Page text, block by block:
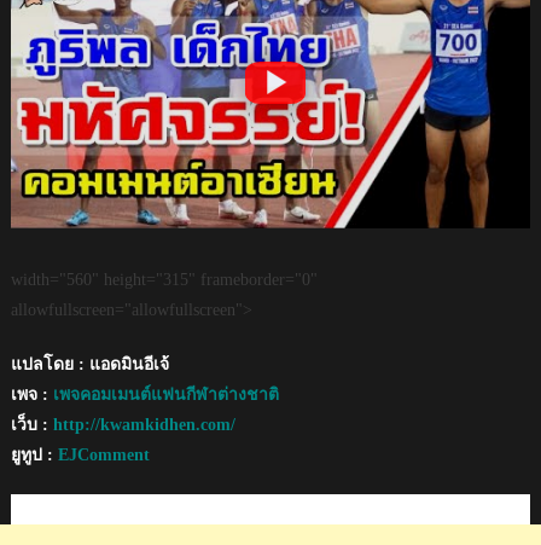
width="560" height="315" frameborder="0"
allowfullscreen="allowfullscreen">
แปลโดย : แอดมินอีเจ้
เพจ : เพจคอมเมนต์แฟนกีฬาต่างชาติ
เว็บ : http://kwamkidhen.com/
ยูทูป : EJComment